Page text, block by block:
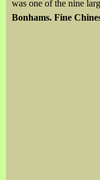
was one of the nine
Bonhams. Fine